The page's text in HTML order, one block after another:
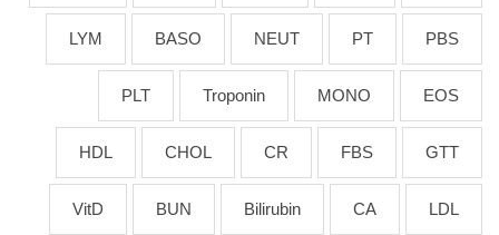
PBS
PT
NEUT
BASO
LYM
EOS
MONO
Troponin
PLT
GTT
FBS
CR
CHOL
HDL
LDL
CA
Bilirubin
BUN
VitD